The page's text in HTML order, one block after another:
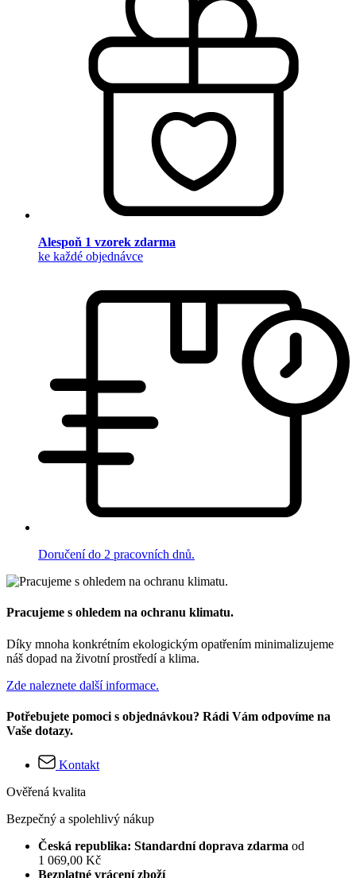
Alespoň 1 vzorek zdarma
ke každé objednávce
Doručení do 2 pracovních dnů.
Pracujeme s ohledem na ochranu klimatu.
Díky mnoha konkrétním ekologickým opatřením minimalizujeme
náš dopad na životní prostředí a klima.
Zde naleznete další informace.
Potřebujete pomoci s objednávkou? Rádi Vám odpovíme na
Vaše dotazy.
Kontakt
Ověřená kvalita
Bezpečný a spolehlivý nákup
Česká republika: Standardní doprava zdarma od
1 069,00 Kč
Bezplatné vrácení zboží